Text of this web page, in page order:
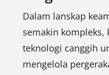
Dalam lanskap
semakin kompleks,
teknologi canggih
mengelola